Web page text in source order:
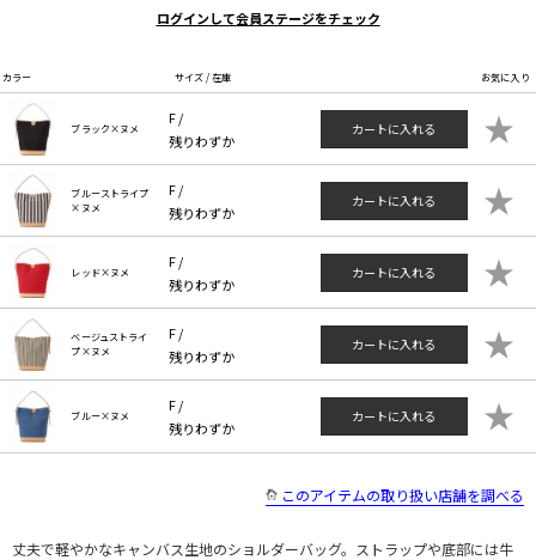
ログインして会員ステージをチェック
カラー サイズ / 在庫 お気に入り
ブラック×ヌメ
F /
残りわずか
カートに入れる ★
ブルーストライプ
×ヌメ
F /
残りわずか
カートに入れる ★
レッド×ヌメ
F /
残りわずか
カートに入れる ★
ベージュストライ
プ×ヌメ
F /
残りわずか
カートに入れる ★
ブルー×ヌメ
F /
残りわずか
カートに入れる ★
このアイテムの取り扱い店舗を調べる
丈夫で軽やかなキャンバス生地のショルダーバッグ。ストラップや底部には牛